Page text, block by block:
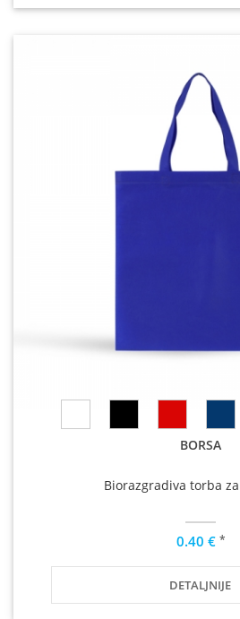
BORSA
Biorazgradiva torba
0.40 € *
DETALJNIJE